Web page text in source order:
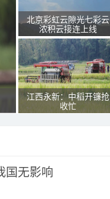
北京彩虹云隙光七彩云
浓积云接连上线
江西永新：中稻开镰抢
收忙
国无影响